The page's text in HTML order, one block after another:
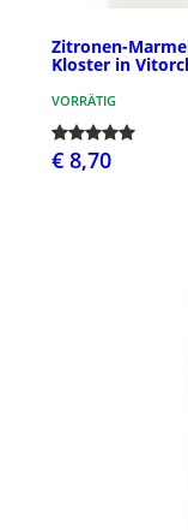
Zitronen-
Kloster in
VORRÄTIG
€ 8,70